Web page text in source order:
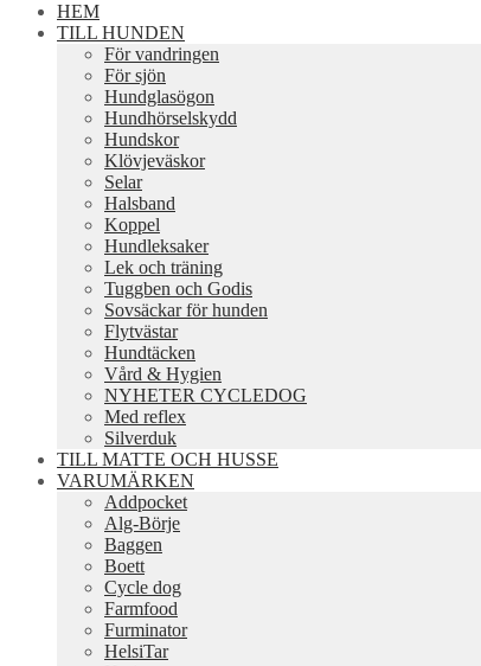
HEM
TILL HUNDEN
För vandringen
För sjön
Hundglasögon
Hundhörselskydd
Hundskor
Klövjeväskor
Selar
Halsband
Koppel
Hundleksaker
Lek och träning
Tuggben och Godis
Sovsäckar för hunden
Flytvästar
Hundtäcken
Vård & Hygien
NYHETER CYCLEDOG
Med reflex
Silverduk
TILL MATTE OCH HUSSE
VARUMÄRKEN
Addpocket
Alg-Börje
Baggen
Boett
Cycle dog
Farmfood
Furminator
HelsiTar